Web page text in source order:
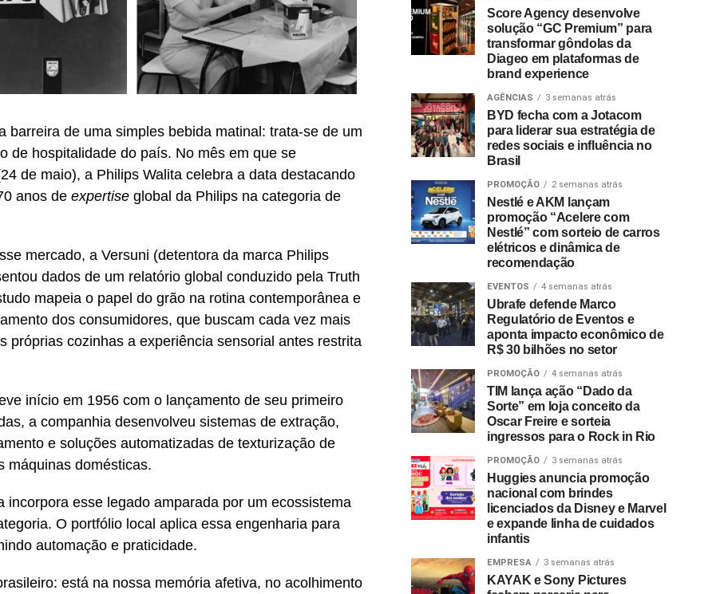
barreira de uma simples bebida matinal: trata-se de um
de hospitalidade do país. No mês em que se
de maio), a Philips Walita celebra a data destacando
anos de expertise global da Philips na categoria de
mercado, a Versuni (detentora da marca Philips
dados de um relatório global conduzido pela Truth
mapeia o papel do grão na rotina contemporânea e
dos consumidores, que buscam cada vez mais
próprias cozinhas a experiência sensorial antes restrita
início em 1956 com o lançamento de seu primeiro
a companhia desenvolveu sistemas de extração,
e soluções automatizadas de texturização de
máquinas domésticas.
incorpora esse legado amparada por um ecossistema
O portfólio local aplica essa engenharia para
automação e praticidade.
está na nossa memória afetiva, no acolhimento
Score Agency desenvolve
solução “GC Premium” para
transformar gôndolas da
Diageo em plataformas de
brand experience
AGÊNCIAS 3 semanas atrás
BYD fecha com a Jotacom
para liderar sua estratégia de
redes sociais e influência no
Brasil
PROMOÇÃO 2 semanas atrás
Nestlé e AKM lançam
promoção “Acelere com
Nestlé” com sorteio de carros
elétricos e dinâmica de
recomendação
EVENTOS 4 semanas atrás
Ubrafe defende Marco
Regulatório de Eventos e
aponta impacto econômico de
R$ 30 bilhões no setor
PROMOÇÃO 4 semanas atrás
TIM lança ação “Dado da
Sorte” em loja conceito da
Oscar Freire e sorteia
ingressos para o Rock in Rio
PROMOÇÃO 3 semanas atrás
Huggies anuncia promoção
nacional com brindes
licenciados da Disney e Marvel
e expande linha de cuidados
infantis
EMPRESA 3 semanas atrás
KAYAK e Sony Pictures